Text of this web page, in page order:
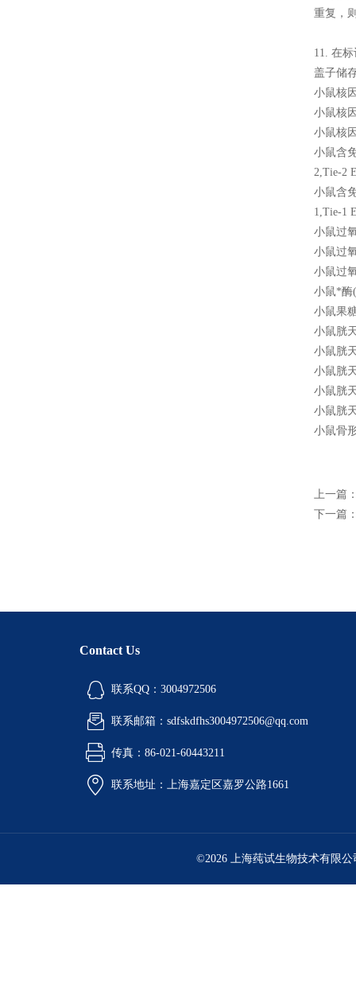
重复，
11. 在
盖子储
小鼠核
小鼠核
小鼠核
小鼠含
2,Tie-2
小鼠含
1,Tie-1
小鼠过
小鼠过
小鼠过
小鼠*酶
小鼠果
小鼠胱
小鼠胱
小鼠胱
小鼠胱
小鼠胱
小鼠骨
上一篇
下一篇
Contact Us
联系QQ：3004972506
联系邮箱：sdfskdfhs3004972506@qq.com
传真：86-021-60443211
联系地址：上海嘉定区嘉罗公路1661
©2026 上海莼试生物技术有限